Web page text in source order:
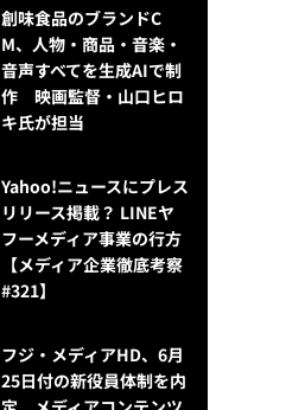
創味食品のブランドC
M、人物・商品・音楽・
音声すべてを生成AIで制
作 映画監督・山口ヒロ
キ氏が担当
Yahoo!ニュースにプレス
リリース掲載？ LINEヤ
フーメディア事業の行方
【メディア企業徹底考察
#321】
フジ・メディアHD、6月
25日付の新役員体制を内